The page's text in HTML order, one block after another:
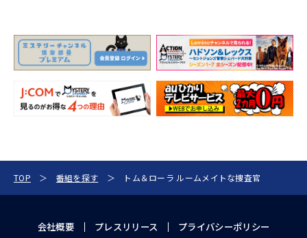
TOP 番組を探す トム＆ローラ ルームメイトな捜査官
会社概要 プレスリリース
プライバシーポリシー